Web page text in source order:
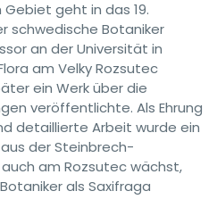
geht in das 19.
schwedische Botaniker
an der Universität in
am Velky Rozsutec
ein Werk über die
veröffentlichte. Als Ehrung
detaillierte Arbeit wurde ein
der Steinbrech-
am Rozsutec wächst,
als Saxifraga